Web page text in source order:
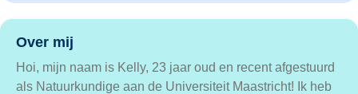
Over mij
Hoi, mijn naam is Kelly, 23 jaar oud en recent afgestuurd
als Natuurkundige aan de Universiteit Maastricht! Ik heb